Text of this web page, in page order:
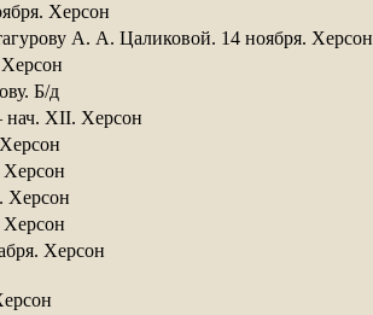
Херсон
А. А. Цаликовой. 14 ноября. Херсон
Б/д
XII. Херсон
Херсон
Херсон
Херсон